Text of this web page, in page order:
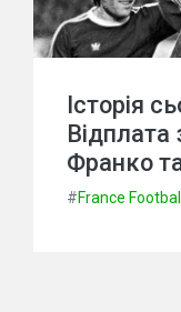
Історія
Відплата
Франко
#France Football